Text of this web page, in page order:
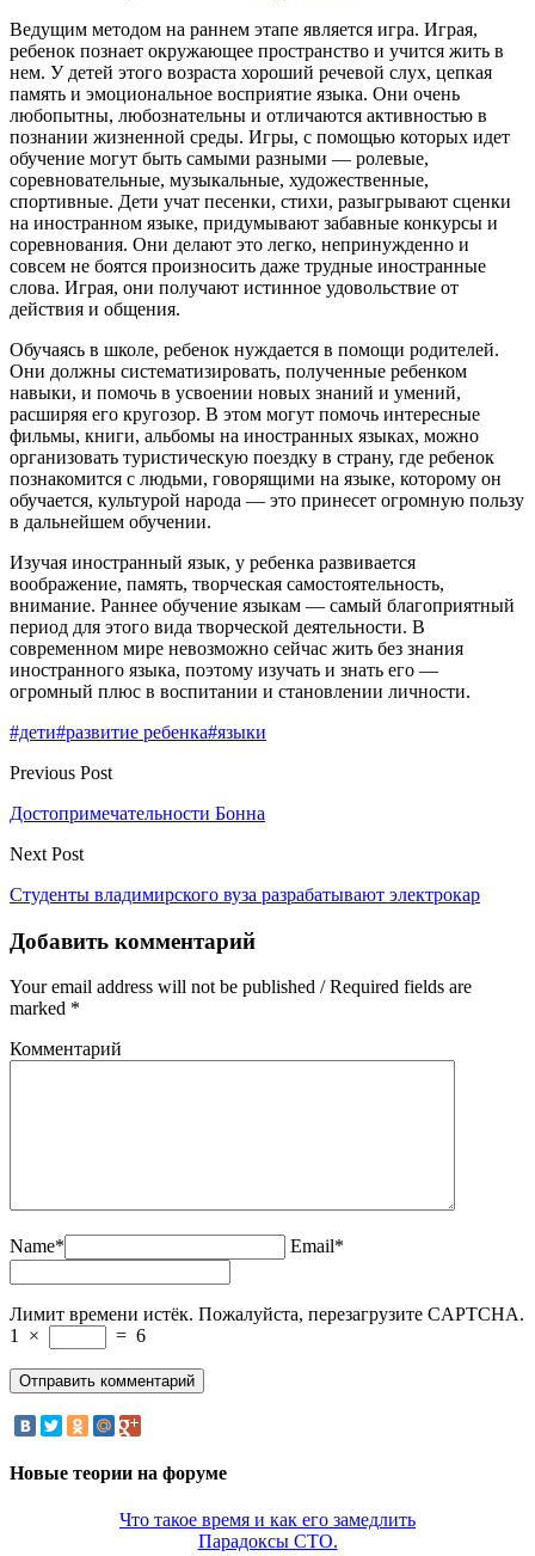
Ведущим методом на раннем этапе является игра. Играя,
ребенок познает окружающее пространство и учится жить в
нем. У детей этого возраста хороший речевой слух, цепкая
память и эмоциональное восприятие языка. Они очень
любопытны, любознательны и отличаются активностью в
познании жизненной среды. Игры, с помощью которых идет
обучение могут быть самыми разными — ролевые,
соревновательные, музыкальные, художественные,
спортивные. Дети учат песенки, стихи, разыгрывают сценки
на иностранном языке, придумывают забавные конкурсы и
соревнования. Они делают это легко, непринужденно и
совсем не боятся произносить даже трудные иностранные
слова. Играя, они получают истинное удовольствие от
действия и общения.
Обучаясь в школе, ребенок нуждается в помощи родителей.
Они должны систематизировать, полученные ребенком
навыки, и помочь в усвоении новых знаний и умений,
расширяя его кругозор. В этом могут помочь интересные
фильмы, книги, альбомы на иностранных языках, можно
организовать туристическую поездку в страну, где ребенок
познакомится с людьми, говорящими на языке, которому он
обучается, культурой народа — это принесет огромную пользу
в дальнейшем обучении.
Изучая иностранный язык, у ребенка развивается
воображение, память, творческая самостоятельность,
внимание. Раннее обучение языкам — самый благоприятный
период для этого вида творческой деятельности. В
современном мире невозможно сейчас жить без знания
иностранного языка, поэтому изучать и знать его —
огромный плюс в воспитании и становлении личности.
#дети#развитие ребенка#языки
Previous Post
Достопримечательности Бонна
Next Post
Студенты владимирского вуза разрабатывают электрокар
Добавить комментарий
Your email address will not be published / Required fields are
marked *
Комментарий
Name* Email*
Лимит времени истёк. Пожалуйста, перезагрузите CAPTCHA.
1
× = 6
Новые теории на форуме
Что такое время и как его замедлить
Парадоксы СТО.